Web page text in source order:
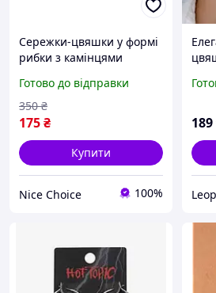
Сережки-цвяшки у формі
рибки з камінцями
корейському стилі
Готово до відправки
175₴
350 ₴
Купити
Nice Choice 100%
189